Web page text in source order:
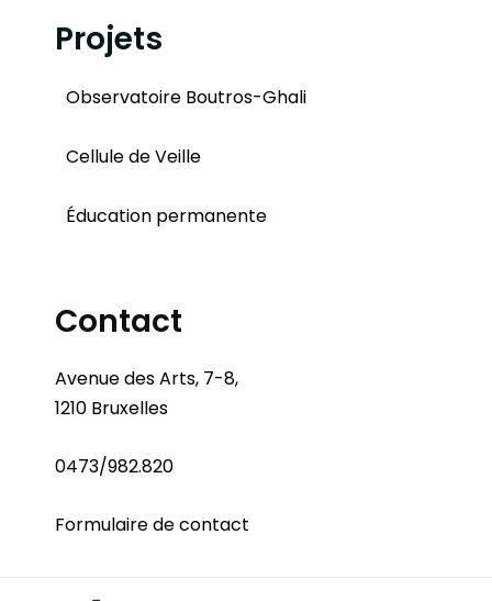
Projets
Observatoire Boutros-Ghali
Cellule de Veille
Éducation permanente
Contact
Avenue des Arts, 7-8,
1210 Bruxelles
0473/982.820
Formulaire de contact